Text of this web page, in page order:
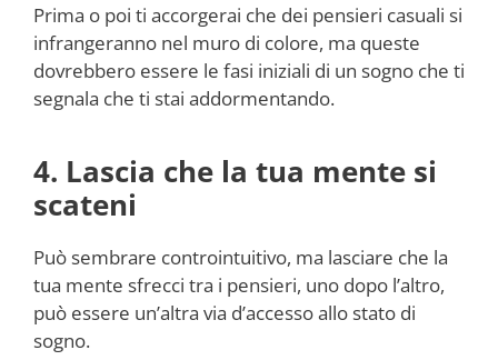
Prima o poi ti accorgerai che dei pensieri casuali si
infrangeranno nel muro di colore, ma queste
dovrebbero essere le fasi iniziali di un sogno che ti
segnala che ti stai addormentando.
4. Lascia che la tua mente si
scateni
Può sembrare controintuitivo, ma lasciare che la
tua mente sfrecci tra i pensieri, uno dopo l’altro,
può essere un’altra via d’accesso allo stato di
sogno.